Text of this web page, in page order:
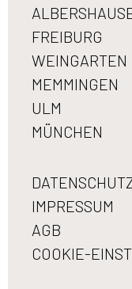
FREIBURG
WEINGARTEN
MEMMINGEN
ULM
MÜNCHEN
IMPRESSUM
AGB
COOKIE-